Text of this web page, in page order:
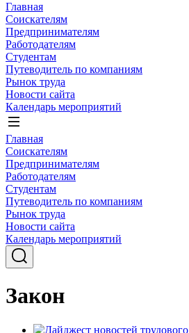
Главная
Соискателям
Предпринимателям
Работодателям
Студентам
Путеводитель по компаниям
Рынок труда
Новости сайта
Календарь мероприятий
Главная
Соискателям
Предпринимателям
Работодателям
Студентам
Путеводитель по компаниям
Рынок труда
Новости сайта
Календарь мероприятий
Закон